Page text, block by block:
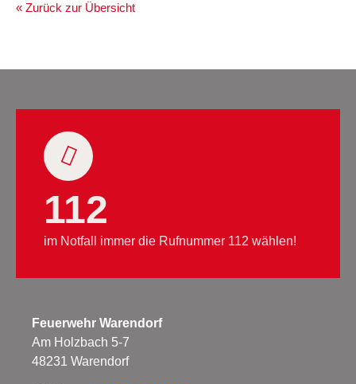
« Zurück zur Übersicht
112
im Notfall immer die Rufnummer 112 wählen!
Feuerwehr Warendorf
Am Holzbach 5-7
48231 Warendorf